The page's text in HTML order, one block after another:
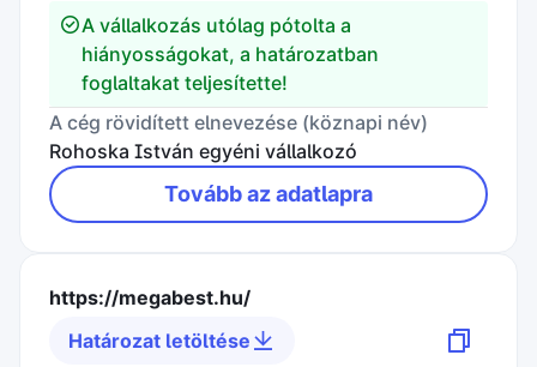
A vállalkozás utólag pótolta a
hiányosságokat, a határozatban
foglaltakat teljesítette!
A cég rövidített elnevezése (köznapi név)
Rohoska István egyéni vállalkozó
Tovább az adatlapra
https://megabest.hu/
Határozat letöltése